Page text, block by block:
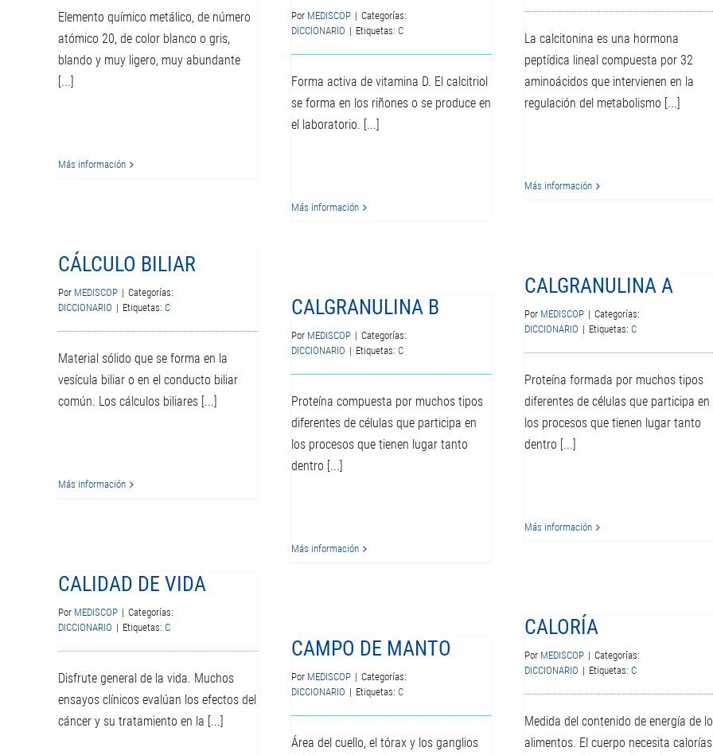
Elemento químico metálico, de número
atómico 20, de color blanco o gris,
blando y muy ligero, muy abundante
[...]
Más información
La calcitonina es una hormona
peptídica lineal compuesta por 32
aminoácidos que intervienen en la
regulación del metabolismo [...]
Más información
Por MEDISCOP | Categorías:
DICCIONARIO | Etiquetas: C
Forma activa de vitamina D. El calcitriol
se forma en los riñones o se produce en
el laboratorio. [...]
Más información
CÁLCULO BILIAR
Por MEDISCOP | Categorías:
DICCIONARIO | Etiquetas: C
Material sólido que se forma en la
vesícula biliar o en el conducto biliar
común. Los cálculos biliares [...]
Más información
CALGRANULINA A
Por MEDISCOP | Categorías:
DICCIONARIO | Etiquetas: C
Proteína formada por muchos tipos
diferentes de células que participa en
los procesos que tienen lugar tanto
dentro [...]
Más información
CALGRANULINA B
Por MEDISCOP | Categorías:
DICCIONARIO | Etiquetas: C
Proteína compuesta por muchos tipos
diferentes de células que participa en
los procesos que tienen lugar tanto
dentro [...]
Más información
CALIDAD DE VIDA
Por MEDISCOP | Categorías:
DICCIONARIO | Etiquetas: C
Disfrute general de la vida. Muchos
ensayos clínicos evalúan los efectos del
cáncer y su tratamiento en la [...]
CALORÍA
Por MEDISCOP | Categorías:
DICCIONARIO | Etiquetas: C
Medida del contenido de energía de
alimentos. El cuerpo necesita calorías
CAMPO DE MANTO
Por MEDISCOP | Categorías:
DICCIONARIO | Etiquetas: C
Área del cuello, el tórax y los ganglios